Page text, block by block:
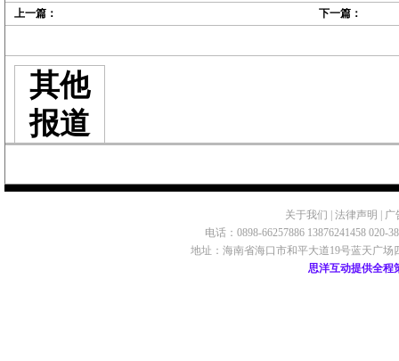
上一篇： 下一篇：
其他
报道
关于我们 法律声明
广
电话：0898-66257886 13876241458 020-
地址：海南省海口市和平大道19号蓝天广场
思洋互动提供全程